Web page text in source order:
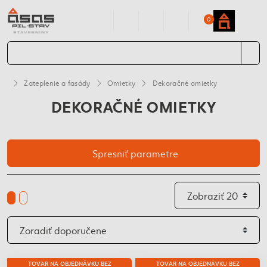
0
Zateplenie a fasády Omietky Dekoračné omietky
DEKORAČNÉ OMIETKY
Spresniť parametre
TOVAR NA OBJEDNÁVKU BEZ TOVAR NA OBJEDNÁVKU BEZ